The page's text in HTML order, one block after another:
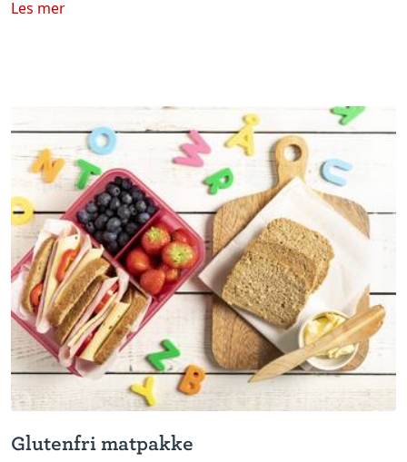
Les mer
Glutenfri matpakke